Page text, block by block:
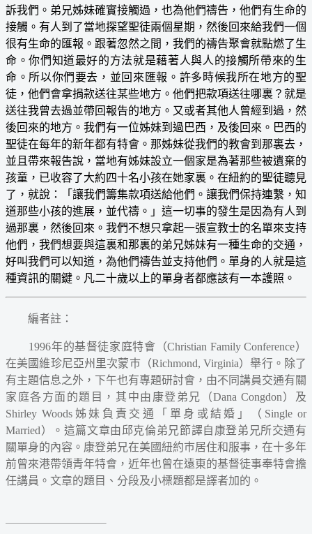
訴我們。弟兄姊妹確實接觸過，也為他們禱告，他們有生命的
接觸。有人到了當地探望聖徒兩個星期，然後回來給我們一個
很有生命的匯報。跟著忽然之間，我們的禱告聚會就點燃了生
命。你們知道最好的方法就是藉著人與人的接觸所帶來的生
命。所以你們要去，並回來匯報。許多時候我所在地方的聖
徒，他們會拿捐款送往某些地方。他們把款項送往哪裏？就是
送往我曾去過並帶回報告的地方。又或者其他人曾經到過，然
後回來的地方。我們有一位姊妹到過巴西，及後回來。巴西的
聖徒在每年的新年都有特會。那姊妹從我們的教會到那裏去，
並且帶來報告說，當地有姊妹設立一個家是為著那些被遺棄的
孩童，已收容了大約四十名小孩在她家裏。在紐約的聖徒聽見
了，就說：「讓我們籌集款項送給他們。讓我們保持連繫，知
道那些小孩的進展，並代禱。」這一切事的發生是因為有人到
過那裏，然後回來。我們不想只拿起一張宣教士的名單來支持
他們，我們想要與這裏和那裏的弟兄姊妹有一種生命的交通，
好叫我們可以知道，為他們禱告並支持他們。單身的人就是這
種資訊的關鍵。凡二十歲以上的單身者都應該有一本護照。
編者註：
1996年的基督徒家庭特會（Christian Family Conference）
在美國維珍尼亞州里次蒙巿（Richmond, Virginia）舉行。除了
有主題信息之外，下午也有專題研討會，由不同講員交通有關
家庭各方面的題目，其中由康登弟兄（Dana Congdon）及
Shirley Woods姊妹負責交通「單身或結婚」（Single or
Married）。這篇文章由邱克倫弟兄節譯自康登弟兄所交通有
關單身的內容。康登弟兄在美國紐約巿居住和服事，在十多年
前曾來港帶領青年特會，近年也曾在遠東的基督徒事奉特會擔
任講員。文章的題目、分段及小標題都是譯者加的。